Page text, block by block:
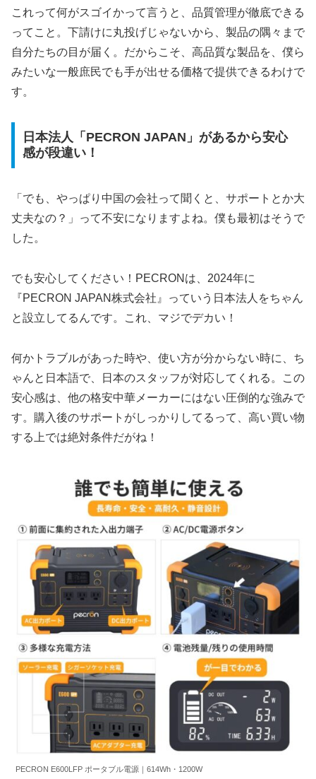
これって何がスゴイかって言うと、品質管理が徹底できる
ってこと。下請けに丸投げじゃないから、製品の隅々まで
自分たちの目が届く。だからこそ、高品質な製品を、僕ら
みたいな一般庶民でも手が出せる価格で提供できるわけで
す。
日本法人「PECRON JAPAN」があるから安心
感が段違い！
「でも、やっぱり中国の会社って聞くと、サポートとか大
丈夫なの？」って不安になりますよね。僕も最初はそうで
した。
でも安心してください！PECRONは、2024年に
『PECRON JAPAN株式会社』っていう日本法人をちゃん
と設立してるんです。これ、マジでデカい！
何かトラブルがあった時や、使い方が分からない時に、ち
ゃんと日本語で、日本のスタッフが対応してくれる。この
安心感は、他の格安中華メーカーにはない圧倒的な強みで
す。購入後のサポートがしっかりしてるって、高い買い物
する上では絶対条件だがね！
PECRON E600LFP ポータブル電源｜614Wh・1200W